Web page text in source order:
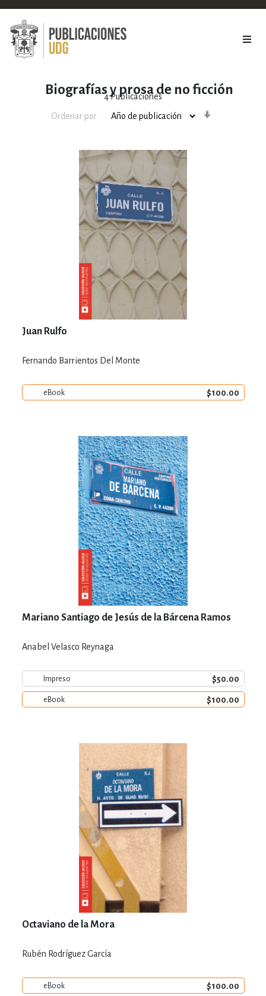
Biografías y prosa de no ficción
4Publicaciones
Ordenar por
Juan Rulfo
Fernando Barrientos Del Monte
eBook $100.00
Mariano Santiago de Jesús de la Bárcena Ramos
Anabel Velasco Reynaga
Impreso $50.00
eBook $100.00
Octaviano de la Mora
Rubén Rodríguez García
eBook $100.00